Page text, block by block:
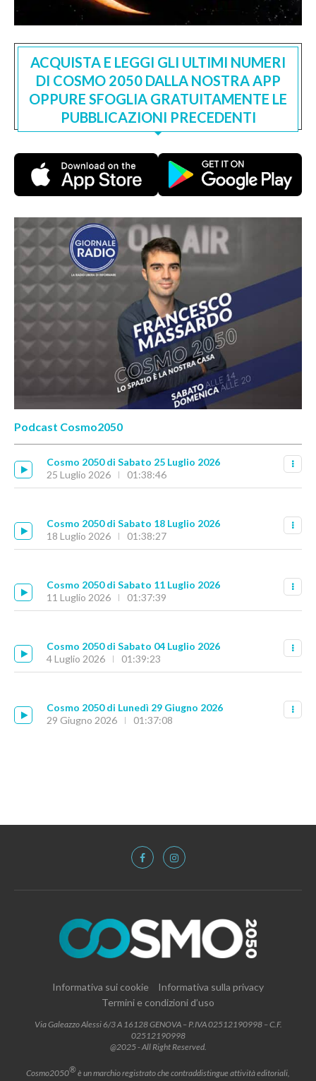
ACQUISTA E LEGGI GLI ULTIMI NUMERI
DI COSMO 2050 DALLA NOSTRA APP
OPPURE SFOGLIA GRATUITAMENTE LE
PUBBLICAZIONI PRECEDENTI
Podcast Cosmo2050
Cosmo 2050 di Sabato 25 Luglio 2026
25 Luglio 2026
01:38:46
Cosmo 2050 di Sabato 18 Luglio 2026
18 Luglio 2026
01:38:27
Cosmo 2050 di Sabato 11 Luglio 2026
11 Luglio 2026
01:37:39
Cosmo 2050 di Sabato 04 Luglio 2026
4 Luglio 2026
01:39:23
Cosmo 2050 di Lunedì 29 Giugno 2026
29 Giugno 2026
01:37:08
Informativa sui cookie
Informativa sulla privacy
Termini e condizioni d’uso
Via Galeazzo Alessi 6/3 A 16128 GENOVA – P.IVA 02512190998 – C.F.
02512190998
@2025 - All Right Reserved.
Cosmo2050®è un marchio registrato che contraddistingue attività editoriali,